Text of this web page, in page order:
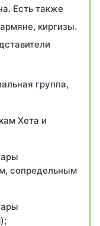
Есть также
киргизы.
группа,
Хета и
сопредельным